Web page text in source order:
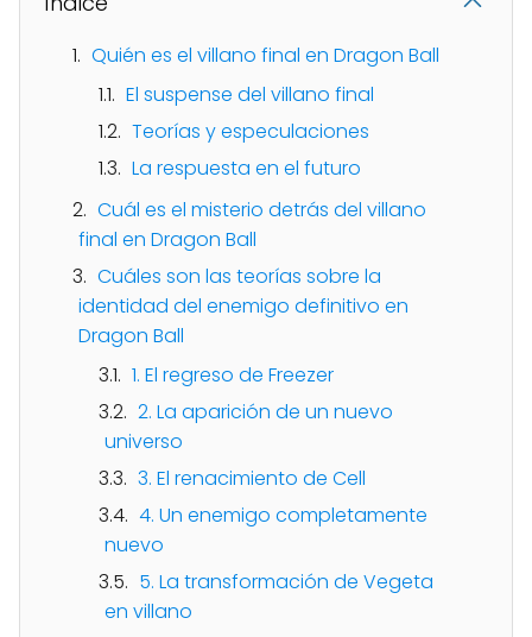
Quién es el villano final en Dragon Ball
El suspense del villano final
Teorías y especulaciones
La respuesta en el futuro
Cuál es el misterio detrás del villano
final en Dragon Ball
Cuáles son las teorías sobre la
identidad del enemigo definitivo en
Dragon Ball
1. El regreso de Freezer
2. La aparición de un nuevo
universo
3. El renacimiento de Cell
4. Un enemigo completamente
nuevo
5. La transformación de Vegeta
en villano